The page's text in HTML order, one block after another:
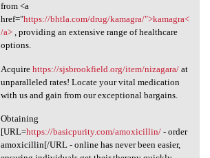
from <a
href="https://bhtla.com/drug/kamagra/">kamagra<
/a>, providing an extensive range of healthcare
options.
Acquire https://sjsbrookfield.org/item/nizagara/at
unparalleled rates! Locate your vital medication
with us and gain from our exceptional bargains.
Obtaining
[URL=https://basicpurity.com/amoxicillin/- order
amoxicillin[/URL - online has never been easier,